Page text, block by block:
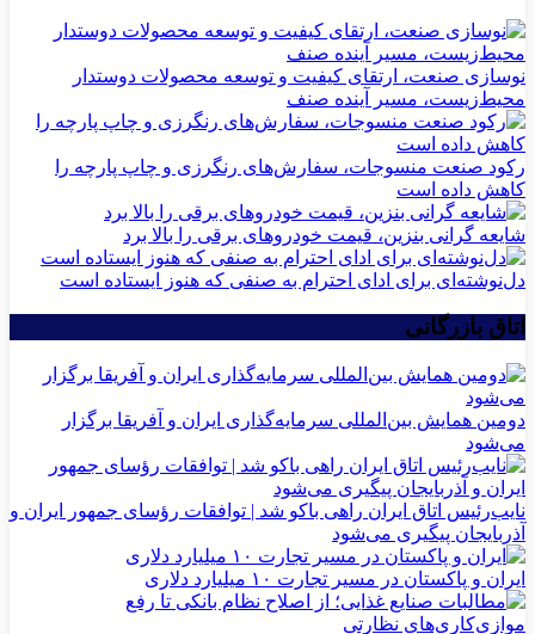
نوسازی صنعت، ارتقای کیفیت و توسعه محصولات دوستدار
محیط‌زیست، مسیر آینده صنف
رکود صنعت منسوجات، سفارش‌های رنگرزی و چاپ پارچه را
کاهش داده است
شایعه گرانی بنزین، قیمت خودروهای برقی را بالا برد
دل‌نوشته‌ای برای ادای احترام به صنفی که هنوز ایستاده است
اتاق بازرگانی
دومین همایش بین‌المللی سرمایه‌گذاری ایران و آفریقا برگزار
می‌شود
نایب‌رئیس اتاق ایران راهی باکو شد | توافقات رؤسای جمهور ایران و
آذربایجان پیگیری می‌شود
ایران و پاکستان در مسیر تجارت ۱۰ میلیارد دلاری